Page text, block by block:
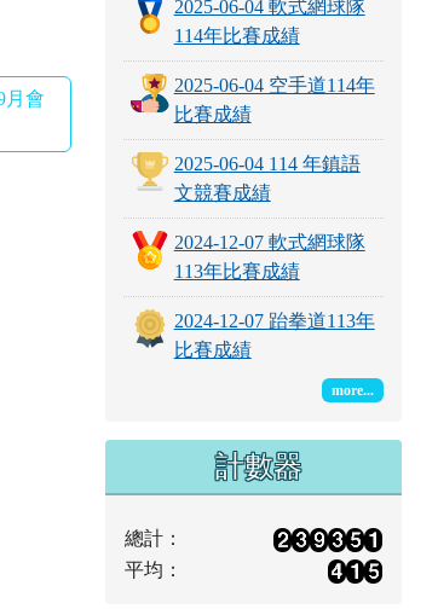
2025-06-04 空手道114年
比賽成績
2025-06-04 114 年鎮語
文競賽成績
2024-12-07 軟式網球隊
113年比賽成績
2024-12-07 跆拳道113年
比賽成績
more...
平均：